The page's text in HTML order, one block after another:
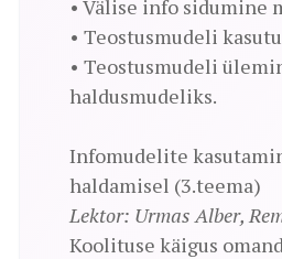
• Välise info sidumine
• Teostusmudeli
• Teostusmudeli
haldusmudeliks.
Infomudelite
haldamisel (3.teema)
Lektor: Urmas Alber,
Koolituse käigus